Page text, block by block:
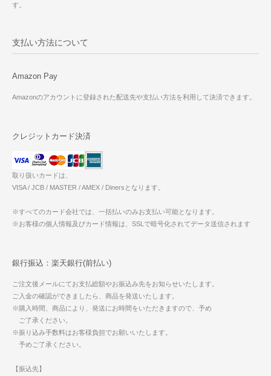
す。
支払い方法について
Amazon Pay
Amazonのアカウントに登録された配送先や支払い方法を利用して決済できます。
クレジットカード決済
取り扱いカードは、
VISA / JCB / MASTER / AMEX / Dinersとなります。
※すべてのカード会社では、一括払いのみお支払い可能となります。
※お客様の個人情報及びカード情報は、SSLで暗号化されてデータ送信されます
銀行振込：楽天銀行(前払い)
ご注文後メールにてお支払総額やお振込み先をお知らせいたします。
ご入金の確認ができましたら、商品を発送いたします。
※購入時間、商品により、発送にお時間をいただきますので、予め
ご了承ください。
※振り込み手数料はお客様負担でお願いいたします。
予めご了承ください。
【振込先】